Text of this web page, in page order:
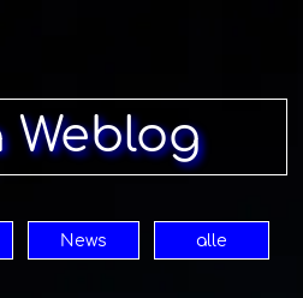
Weblog
News alle